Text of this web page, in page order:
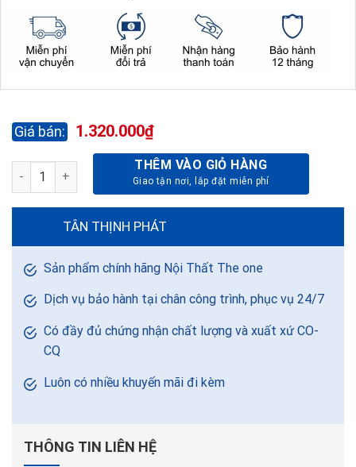
1.320.000₫
TỦ TÀI LIỆU ATHENA AT1260SD số lượng
THÊM VÀO GIỎ HÀNG
TÂN THỊNH PHÁT
Sản phẩm chính hãng Nội Thất The one
Dịch vụ bảo hành tại chân công trình, phục vụ 24/7
Có đầy đủ chứng nhận chất lượng và xuất xứ CO-
CQ
Luôn có nhiều khuyến mãi đi kèm
THÔNG TIN LIÊN HỆ